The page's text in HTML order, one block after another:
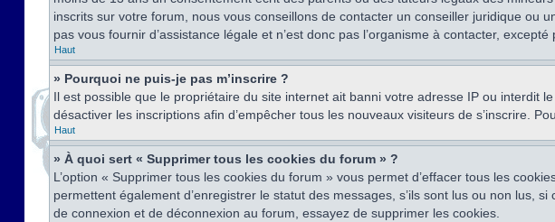
inscrits sur votre forum, nous vous conseillons de contacter un conseiller juridique ou
pas vous fournir d’assistance légale et n’est donc pas l’organisme à contacter,
Haut
» Pourquoi ne puis-je pas m’inscrire ?
Il est possible que le propriétaire du site internet ait banni votre adresse IP ou interdit
désactiver les inscriptions afin d’empêcher tous les nouveaux visiteurs de s’inscrire.
Haut
» À quoi sert « Supprimer tous les cookies du forum » ?
L’option « Supprimer tous les cookies du forum » vous permet d’effacer tous les
permettent également d’enregistrer le statut des messages, s’ils sont lus ou non
de connexion et de déconnexion au forum, essayez de supprimer les cookies.